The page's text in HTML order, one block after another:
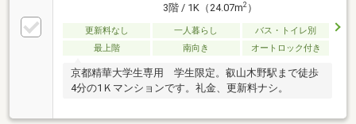
3階 / 1K（24.07m2）
更新料なし 一人暮らし
バス・トイレ別
最上階
南向き オートロック付き
京都精華大学生専用 学生限定。叡山木野駅まで徒歩
4分の1Ｋマンションです。礼金、更新料ナシ。